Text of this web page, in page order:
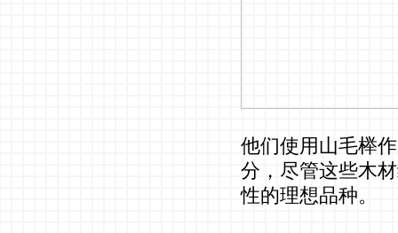
他们使用山毛榉
分，尽管这些木
性的理想品种。